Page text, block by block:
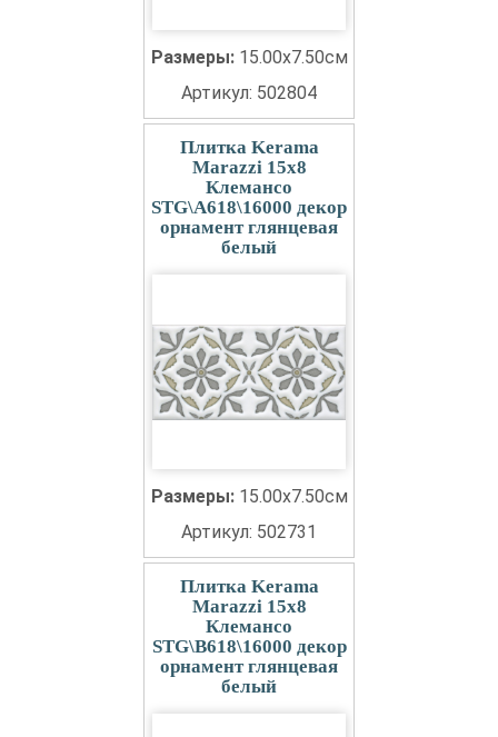
Размеры: 15.00x7.50см
Артикул: 502804
Плитка Kerama
Marazzi 15x8
Клемансо
STG\A618\16000 декор
орнамент глянцевая
белый
Размеры: 15.00x7.50см
Артикул: 502731
Плитка Kerama
Marazzi 15x8
Клемансо
STG\B618\16000 декор
орнамент глянцевая
белый